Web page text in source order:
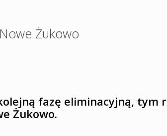
Żukowo
fazę eliminacyjną, tym
Żukowo.